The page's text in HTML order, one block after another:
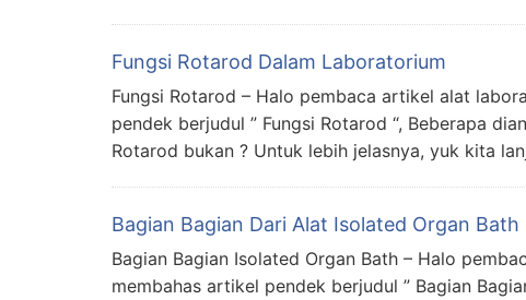
Fungsi Rotarod Dalam Laboratorium
Fungsi Rotarod – Halo pembaca artikel alat
pendek berjudul ” Fungsi Rotarod “, Beberapa
Rotarod bukan ? Untuk lebih jelasnya, yuk kita
Bagian Bagian Dari Alat Isolated Organ Bath
Bagian Bagian Isolated Organ Bath – Halo
membahas artikel pendek berjudul ” Bagian